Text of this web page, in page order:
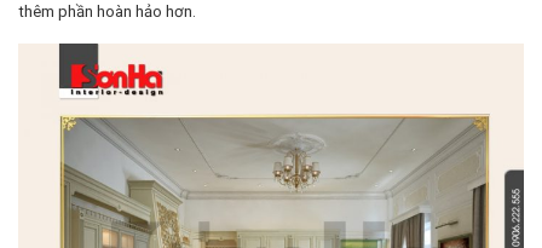
thêm phần hoàn hảo hơn.